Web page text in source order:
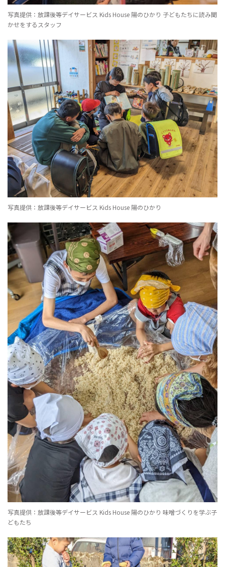
写真提供：放課後等デイサービス Kids House 陽のひかり 子どもたちに読み聞
かせをするスタッフ
写真提供：放課後等デイサービス Kids House 陽のひかり
写真提供：放課後等デイサービス Kids House 陽のひかり 味噌づくりを学ぶ子
どもたち